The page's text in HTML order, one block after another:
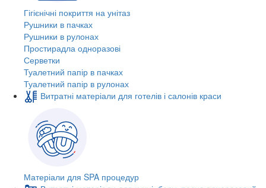
Гігієнічні покриття на унітаз
Рушники в пачках
Рушники в рулонах
Простирадла одноразові
Серветки
Туалетний папір в пачках
Туалетний папір в рулонах
Витратні матеріали для готелів і салонів краси
Матеріали для SPA процедур